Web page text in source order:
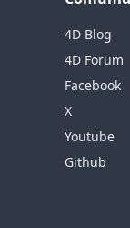
4D Blog
4D Forum
Facebook
X
Youtube
Github